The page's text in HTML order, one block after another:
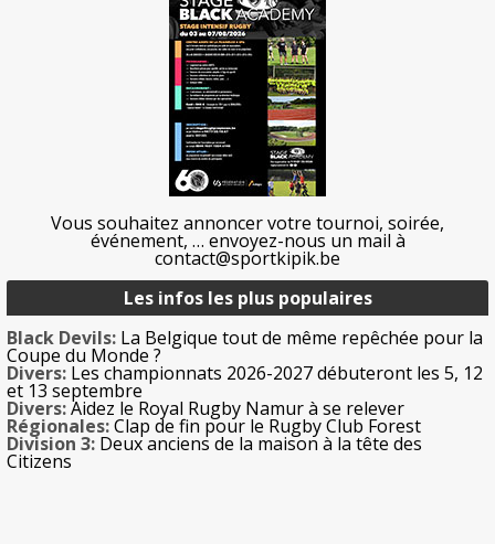
Vous souhaitez annoncer votre tournoi, soirée,
événement, … envoyez-nous un mail à
contact@sportkipik.be
Les infos les plus populaires
Black Devils: La Belgique tout de même repêchée pour la
Coupe du Monde ?
Divers: Les championnats 2026-2027 débuteront les 5, 12
et 13 septembre
Divers:Aidez le Royal Rugby Namur à se relever
Régionales:Clap de fin pour le Rugby Club Forest
Division 3: Deux anciens de la maison à la tête des
Citizens